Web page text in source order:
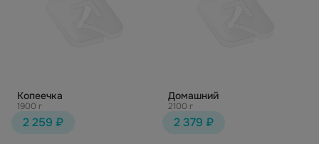
Копеечка
1900 г
2 259 ₽
Домашний
2100 г
2 379 ₽